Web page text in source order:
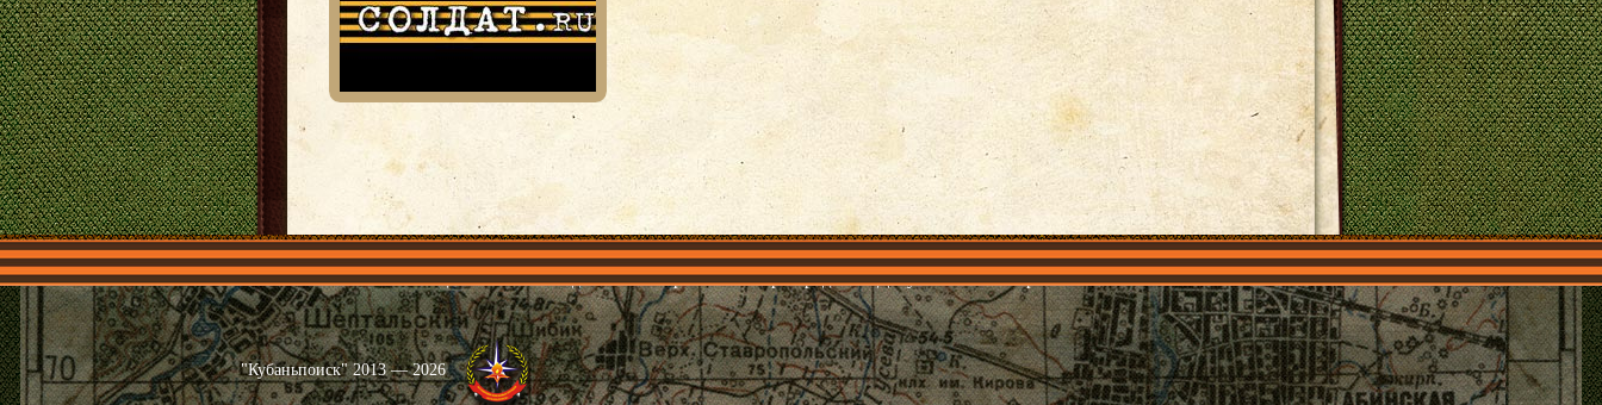
Главная Имена Общественные объединения Проекты Герои рядом Документы Галерея О нас
"Кубаньпоиск" 2013 — 2026